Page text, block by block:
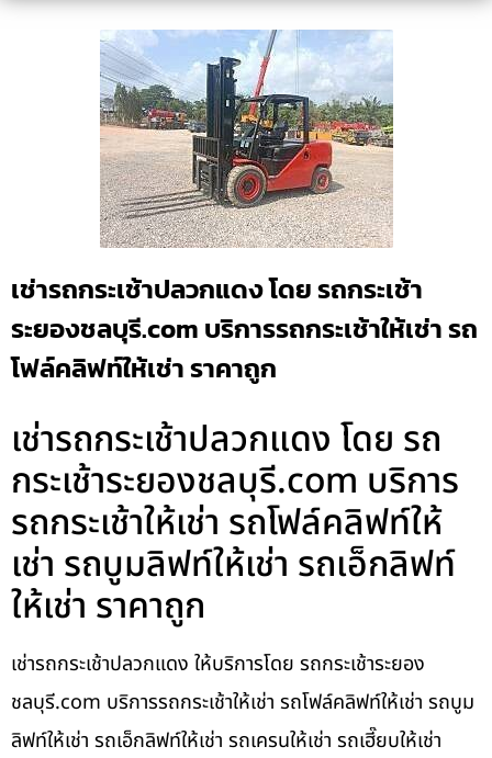
เช่ารถกระเช้าปลวกแดง โดย รถกระเช้า
ระยองชลบุรี.com บริการรถกระเช้าให้เช่า รถ
โฟล์คลิฟท์ให้เช่า ราคาถูก
เช่ารถกระเช้าปลวกแดง โดย รถ
กระเช้าระยองชลบุรี.com บริการ
รถกระเช้าให้เช่า รถโฟล์คลิฟท์ให้
เช่า รถบูมลิฟท์ให้เช่า รถเอ็กลิฟท์
ให้เช่า ราคาถูก
เช่ารถกระเช้าปลวกแดง ให้บริการโดย รถกระเช้าระยอง
ชลบุรี.com บริการรถกระเช้าให้เช่า รถโฟล์คลิฟท์ให้เช่า รถบูม
ลิฟท์ให้เช่า รถเอ็กลิฟท์ให้เช่า รถเครนให้เช่า รถเฮี๊ยบให้เช่า